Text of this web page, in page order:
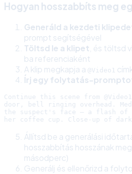
Hogyan hosszabbíts meg
Generáld a kezdeti
prompt segítségével
Töltsd le a klipet , és töltsd
ba referenciaként
A klip megkapja a @Video1
Írj egy folytatás-
Continue this scene from
door, bell ringing overhead.
the suspect's face — a flash of
Állítsd be a generálási
hosszabbítás hosszának
másodperc)
Generálj és ellenőrizd a